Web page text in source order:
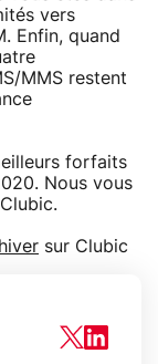
vers
Enfin, quand
MMS restent
forfaits
Nous vous
sur Clubic